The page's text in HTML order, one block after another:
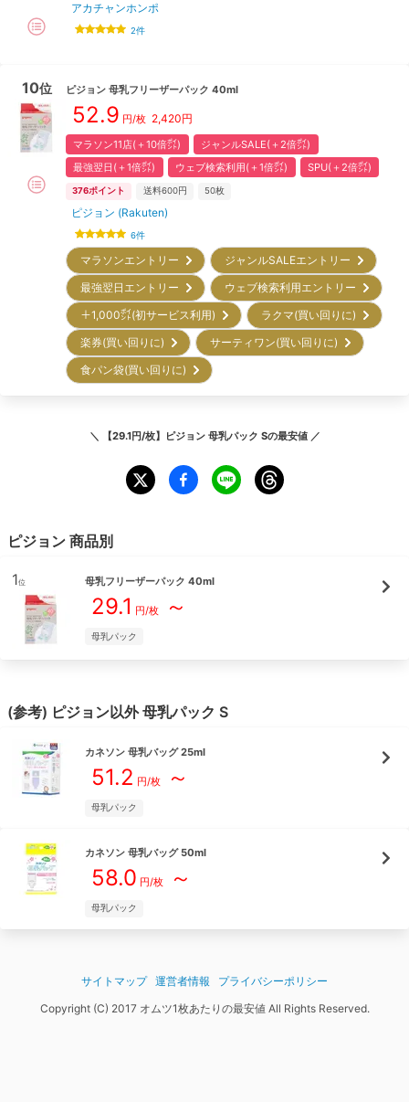
アカチャンホンポ
2件
10位 ピジョン 母乳フリーザーパック 40ml
52.9 円/枚 2,420円
マラソン11店(＋10倍㌽)
ジャンルSALE(＋2倍㌽)
最強翌日(＋1倍㌽)
ウェブ検索利用(＋1倍㌽) SPU(＋2倍㌽)
376ポイント 送料600円 50枚
ピジョン (Rakuten)
6件
マラソンエントリー
ジャンルSALEエントリー
最強翌日エントリー
ウェブ検索利用エントリー
＋1,000㌽(初サービス利用)
ラクマ(買い回りに)
楽券(買い回りに)
サーティワン(買い回りに)
食パン袋(買い回りに)
＼ 【29.1円/枚】ピジョン 母乳パック Sの最安値 ／
ピジョン 商品別
1位 母乳フリーザーパック 40ml
29.1 円/枚～
母乳パック
(参考) ピジョン以外母乳パック S
カネソン 母乳バッグ 25ml
51.2 円/枚～
母乳パック
カネソン 母乳バッグ 50ml
58.0 円/枚～
母乳パック
サイトマップ 運営者情報
プライバシーポリシー
Copyright (C) 2017 オムツ1枚あたりの最安値 All Rights Reserved.